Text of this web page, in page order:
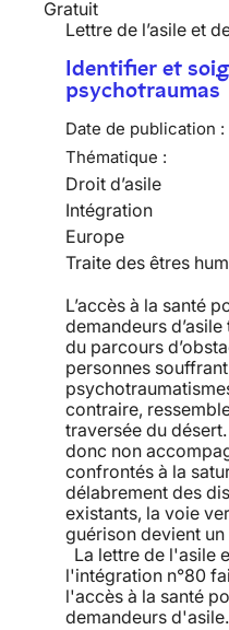
Gratuit
Lettre de l’asile et
Identifier et
psychotraumas
Date de publication :
Thématique :
Droit d’asile
Intégration
Europe
Traite des êtres
L’accès à la santé
demandeurs
du parcours
personnes
contraire,
traversée du
donc non
confrontés à la
délabrement des
existants, la voie
guérison devient
La lettre de l'asile
l'intégration n°80
l'accès à la santé
demandeurs d'asile.